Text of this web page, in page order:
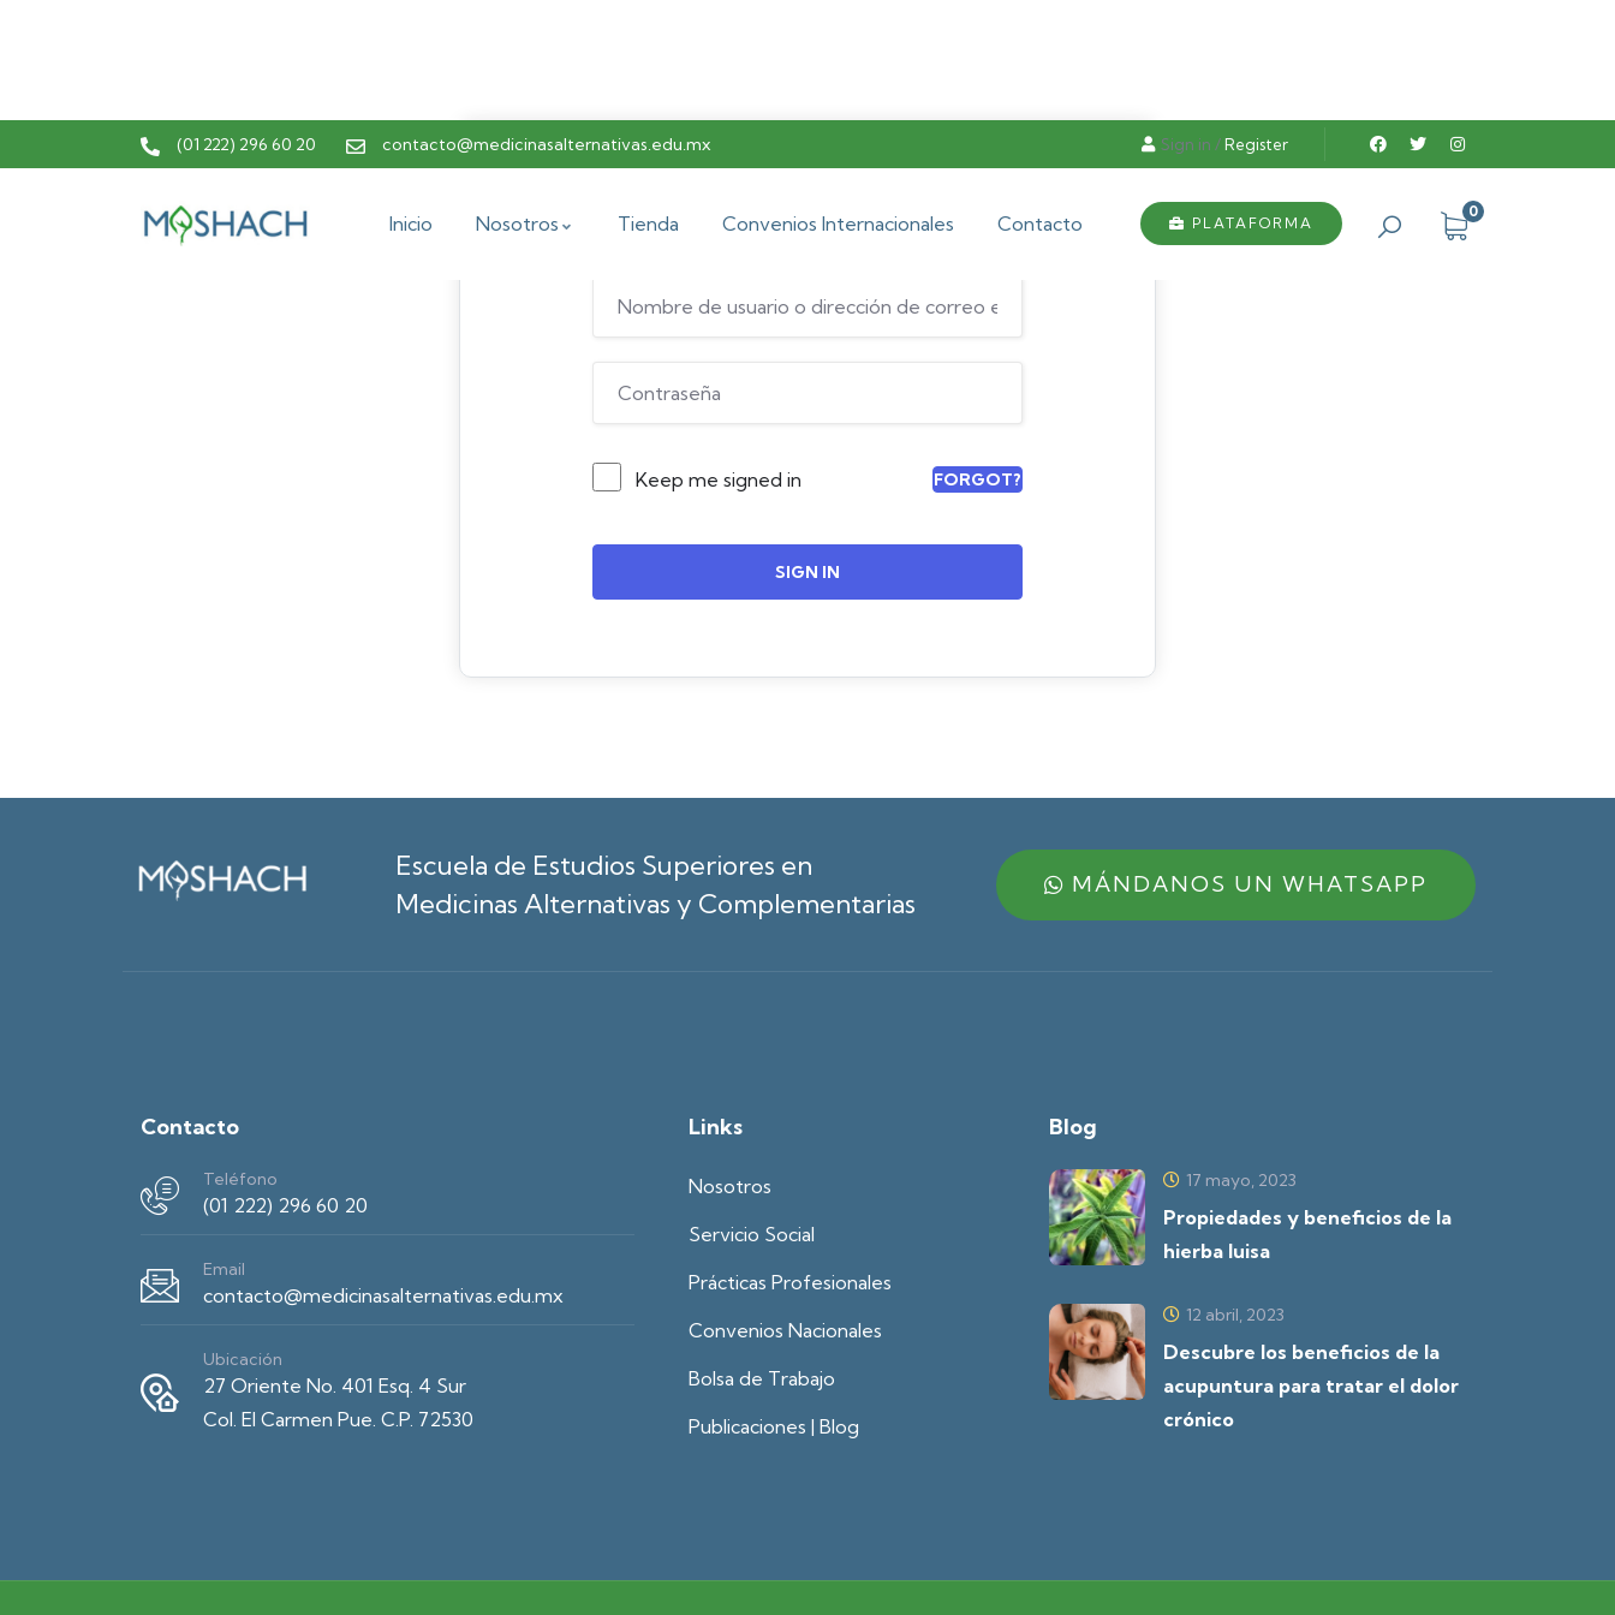
(01 222) 296 60 20 contacto@medicinasalternativas.edu.mx Sign in /Register
Inicio Nosotros Tienda Convenios Internacionales Contacto PLATAFORMA
0
Hi, Welcome back!
Keep me signed in FORGOT?
SIGN IN
Escuela de Estudios Superiores en
Medicinas Alternativas y Complementarias
MÁNDANOS UN WHATSAPP
Contacto
Teléfono
(01 222) 296 60 20
Email
contacto@medicinasalternativas.edu.mx
Ubicación
27 Oriente No. 401 Esq. 4 Sur
Col. El Carmen Pue. C.P. 72530
Links
Nosotros
Servicio Social
Prácticas Profesionales
Convenios Nacionales
Bolsa de Trabajo
Publicaciones | Blog
Blog
17 mayo, 2023
Propiedades y beneficios de la
hierba luisa
12 abril, 2023
Descubre los beneficios de la
acupuntura para tratar el dolor
crónico